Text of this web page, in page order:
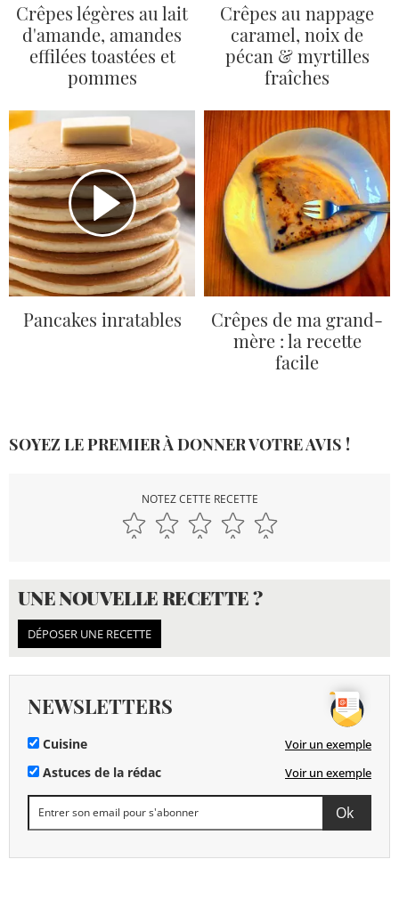
Crêpes légères au lait
d'amande, amandes
effilées toastées et
pommes
Crêpes au nappage
caramel, noix de
pécan & myrtilles
fraîches
Pancakes inratables
Crêpes de ma grand-
mère : la recette
facile
SOYEZ LE PREMIER À DONNER VOTRE AVIS !
NOTEZ CETTE RECETTE
UNE NOUVELLE RECETTE ?
DÉPOSER UNE RECETTE
NEWSLETTERS
Cuisine Voir un exemple
Astuces de la rédac Voir un exemple